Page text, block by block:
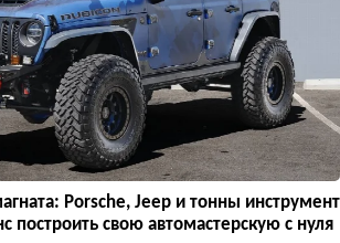
Porsche, Jeep и тонны инструмент
построить свою автомастерскую с нуля